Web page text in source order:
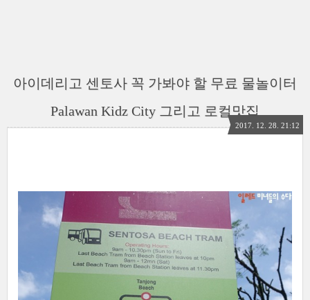
아이데리고 센토사 꼭 가봐야 할 무료 물놀이터
Palawan Kidz City 그리고 로컬맛집
2017. 12. 28. 21:12